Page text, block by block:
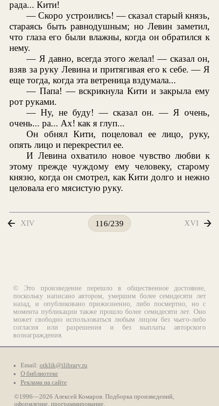
рада... Кити!
— Скоро устроились! — сказал старый князь,
стараясь быть равнодушным; но Левин заметил,
что глаза его были влажны, когда он обратился к
нему.
— Я давно, всегда этого желал! — сказал он,
взяв за руку Левина и притягивая его к себе. — Я
еще тогда, когда эта ветреница вздумала...
— Папа! — вскрикнула Кити и закрыла ему
рот руками.
— Ну, не буду! — сказал он. — Я очень,
очень... ра... Ах! как я глуп...
Он обнял Кити, поцеловал ее лицо, руку,
опять лицо и перекрестил ее.
И Левина охватило новое чувство любви к
этому прежде чуждому ему человеку, старому
князю, когда он смотрел, как Кити долго и нежно
целовала его мясистую руку.
XIV 116/239 XVI
© Это произведение перешло в общественное достояние,
поскольку написано автором, умершим более семидесяти лет
назад, и опубликовано прижизненно, либо посмертно, но с
момента публикации также прошло более семидесяти лет. Оно
может свободно использоваться любым лицом без чьего-либо
согласия или разрешения и без выплаты авторского
вознаграждения.
Email: otklik@ilibrary.ru
О библиотеке
Реклама на сайте
©1996—2026 Алексей Комаров. Подборка произведений,
оформление, программирование.